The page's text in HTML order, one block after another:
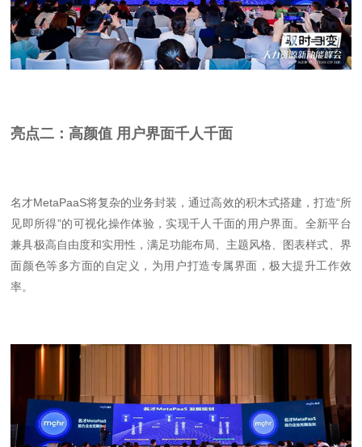
亮点二：高颜值 用户界面千人千面
名才MetaPaaS将复杂的业务封装，通过高效的积木式搭建，打造“所
见即所得”的可视化操作体验，实现千人千面的用户界面。全新平台
兼具极高自由度和实用性，满足功能布局、主题风格、图表样式、界
面颜色等多方面的自定义，为用户打造专属界面，极大提升工作效
率。